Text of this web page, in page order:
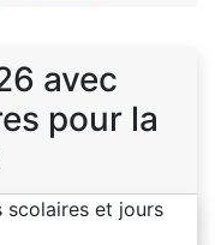
avec
pour la